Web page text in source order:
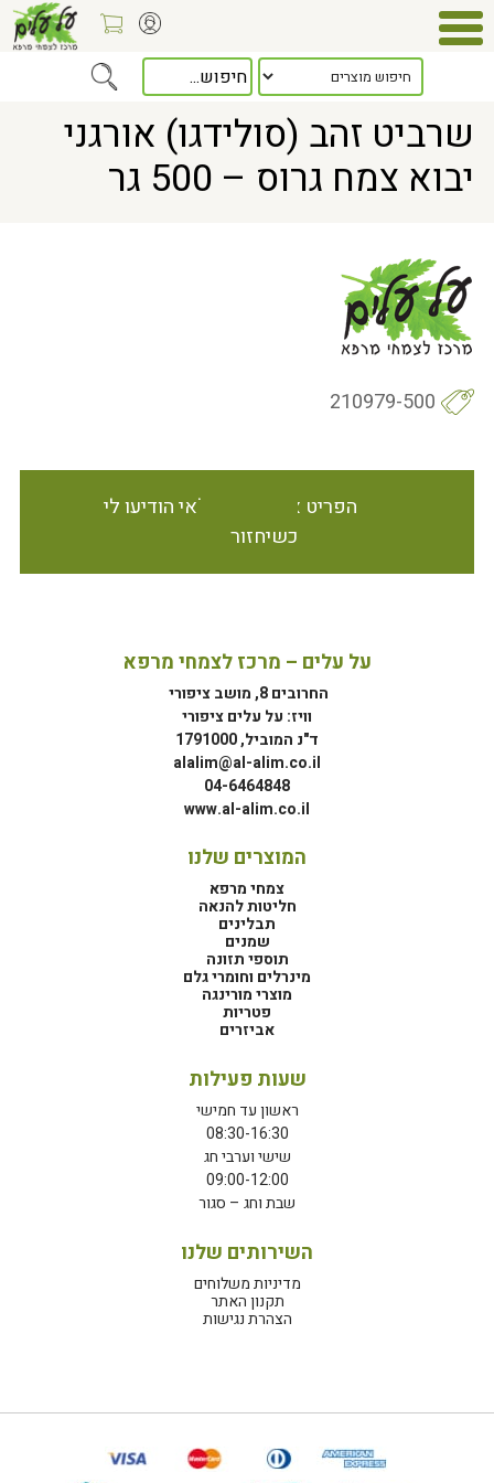
> שרביט זהב (סולידגו) אורגני יבוא צמח גרוס – 500 גר
שרביט זהב (סולידגו) אורגני
יבוא צמח גרוס – 500 גר
210979-500
הפריט אינו זמין במלאי הודיעו לי
כשיחזור
על עלים – מרכז לצמחי מרפא
החרובים 8, מושב ציפורי
וויז: על עלים ציפורי
ד"נ המוביל, 1791000
alalim@al-alim.co.il
04-6464848
www.al-alim.co.il
המוצרים שלנו
צמחי מרפא
חליטות להנאה
תבלינים
שמנים
תוספי תזונה
מינרלים וחומרי גלם
מוצרי מורינגה
פטריות
אביזרים
שעות פעילות
ראשון עד חמישי
08:30-16:30
שישי וערבי חג
09:00-12:00
שבת וחג – סגור
השירותים שלנו
מדיניות משלוחים
תקנון האתר
הצהרת נגישות